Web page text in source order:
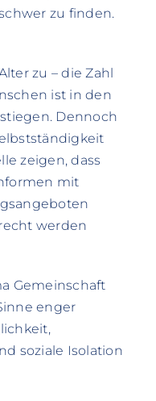
zu finden.
zu – die Zahl
ist in den
Dennoch
zeigen, dass
mit
werden
Gemeinschaft
enger
soziale Isolation